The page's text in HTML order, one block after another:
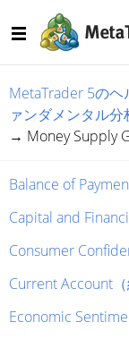
MetaTrader 5のヘ
ァンダメンタル分
→ Money Supply
Balance of
Capital and
Consumer
Current Account（
Economic